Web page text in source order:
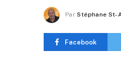
Par Stéphane St-
Facebook